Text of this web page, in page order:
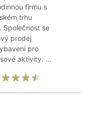
firmu s
trhu
Společnost se
prodej
pro
aktivity. ...